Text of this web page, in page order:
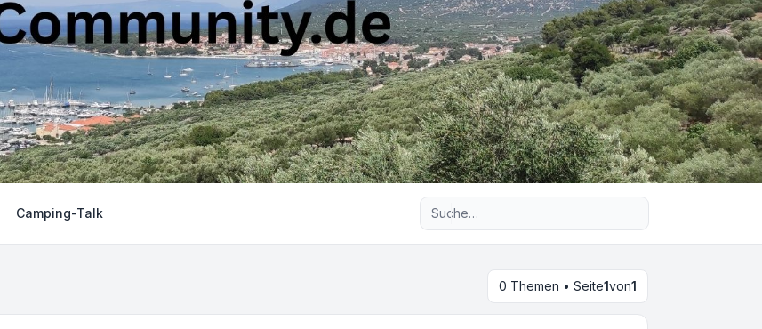
Camping-Talk
0 Themen • Seite1von1